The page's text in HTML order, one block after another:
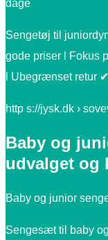
dage
Sengetøj til
gode priser l Fokus
l Ubegrænset retur ✔
http s://jysk.dk ›
Baby og
udvalget og
Baby og junior
Sengesæt til baby